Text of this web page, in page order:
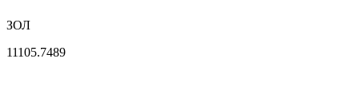
ЗОЛ
11105.7489